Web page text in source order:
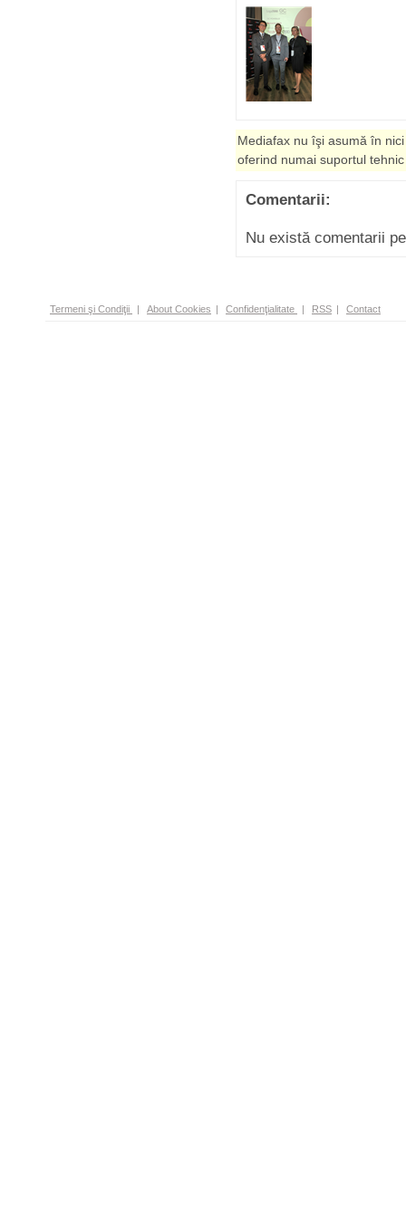
Mediafax nu îşi asumă în
oferind numai suportul
Comentarii:
Nu există comentarii
Termeni şi Condiţii | About Cookies | Confidenţialitate | RSS | Contact